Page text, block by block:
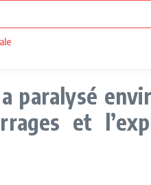
paralysé
et